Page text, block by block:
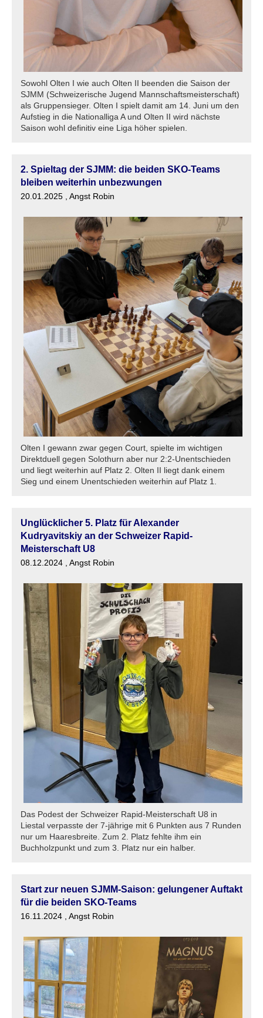
Sowohl Olten I wie auch Olten II beenden die Saison der
SJMM (Schweizerische Jugend Mannschaftsmeisterschaft)
als Gruppensieger. Olten I spielt damit am 14. Juni um den
Aufstieg in die Nationalliga A und Olten II wird nächste
Saison wohl definitiv eine Liga höher spielen.
2. Spieltag der SJMM: die beiden SKO-Teams
bleiben weiterhin unbezwungen
20.01.2025 , Angst Robin
Olten I gewann zwar gegen Court, spielte im wichtigen
Direktduell gegen Solothurn aber nur 2:2-Unentschieden
und liegt weiterhin auf Platz 2. Olten II liegt dank einem
Sieg und einem Unentschieden weiterhin auf Platz 1.
Unglücklicher 5. Platz für Alexander
Kudryavitskiy an der Schweizer Rapid-
Meisterschaft U8
08.12.2024 , Angst Robin
Das Podest der Schweizer Rapid-Meisterschaft U8 in
Liestal verpasste der 7-jährige mit 6 Punkten aus 7 Runden
nur um Haaresbreite. Zum 2. Platz fehlte ihm ein
Buchholzpunkt und zum 3. Platz nur ein halber.
Start zur neuen SJMM-Saison: gelungener Auftakt
für die beiden SKO-Teams
16.11.2024 , Angst Robin